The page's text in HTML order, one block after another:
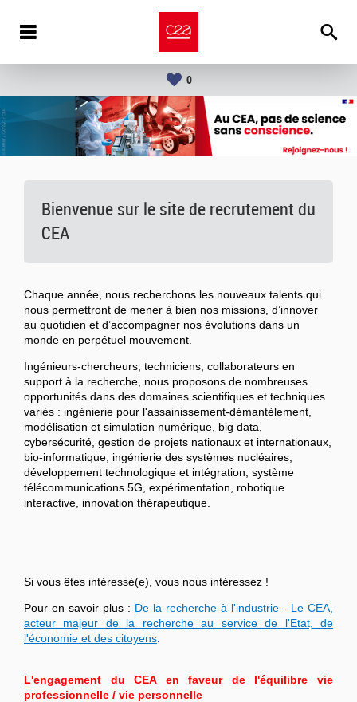
0
Bienvenue sur le site de recrutement du
CEA
Chaque année, nous recherchons les nouveaux talents qui
nous permettront de mener à bien nos missions, d’innover
au quotidien et d’accompagner nos évolutions dans un
monde en perpétuel mouvement.
Ingénieurs-chercheurs, techniciens, collaborateurs en
support à la recherche, nous proposons de nombreuses
opportunités dans des domaines scientifiques et techniques
variés : ingénierie pour l'assainissement-démantèlement,
modélisation et simulation numérique, big data,
cybersécurité, gestion de projets nationaux et internationaux,
bio-informatique, ingénierie des systèmes nucléaires,
développement technologique et intégration, système
télécommunications 5G, expérimentation, robotique
interactive, innovation thérapeutique.
Si vous êtes intéressé(e), vous nous intéressez !
Pour en savoir plus : De la recherche à l'industrie - Le CEA,
acteur majeur de la recherche au service de l'Etat, de
l'économie et des citoyens
L'engagement du CEA en faveur de l'équilibre vie
professionnelle / vie personnelle